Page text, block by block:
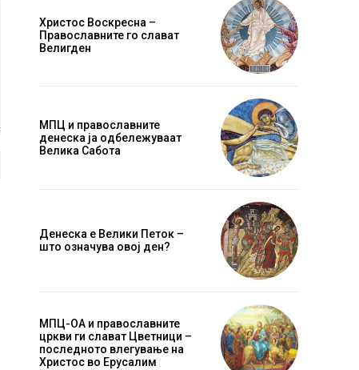
Website:
Христос Воскресна –
Православните го слават
Велигден
МПЦ и православните
денеска ја одбележуваат
Велика Сабота
Денеска е Велики Петок –
што означува овој ден?
МПЦ-ОА и православните
цркви ги слават Цветници –
последното влегување на
Христос во Ерусалим